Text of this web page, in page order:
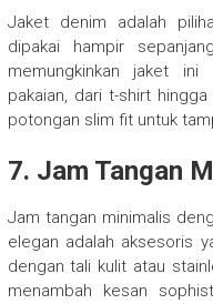
Jaket denim adalah
dipakai hampir
memungkinkan jaket
pakaian, dari t-shirt
potongan slim fit untuk
7. Jam Tangan
Jam tangan minimalis
elegan adalah aksesoris
dengan tali kulit atau
menambah kesan